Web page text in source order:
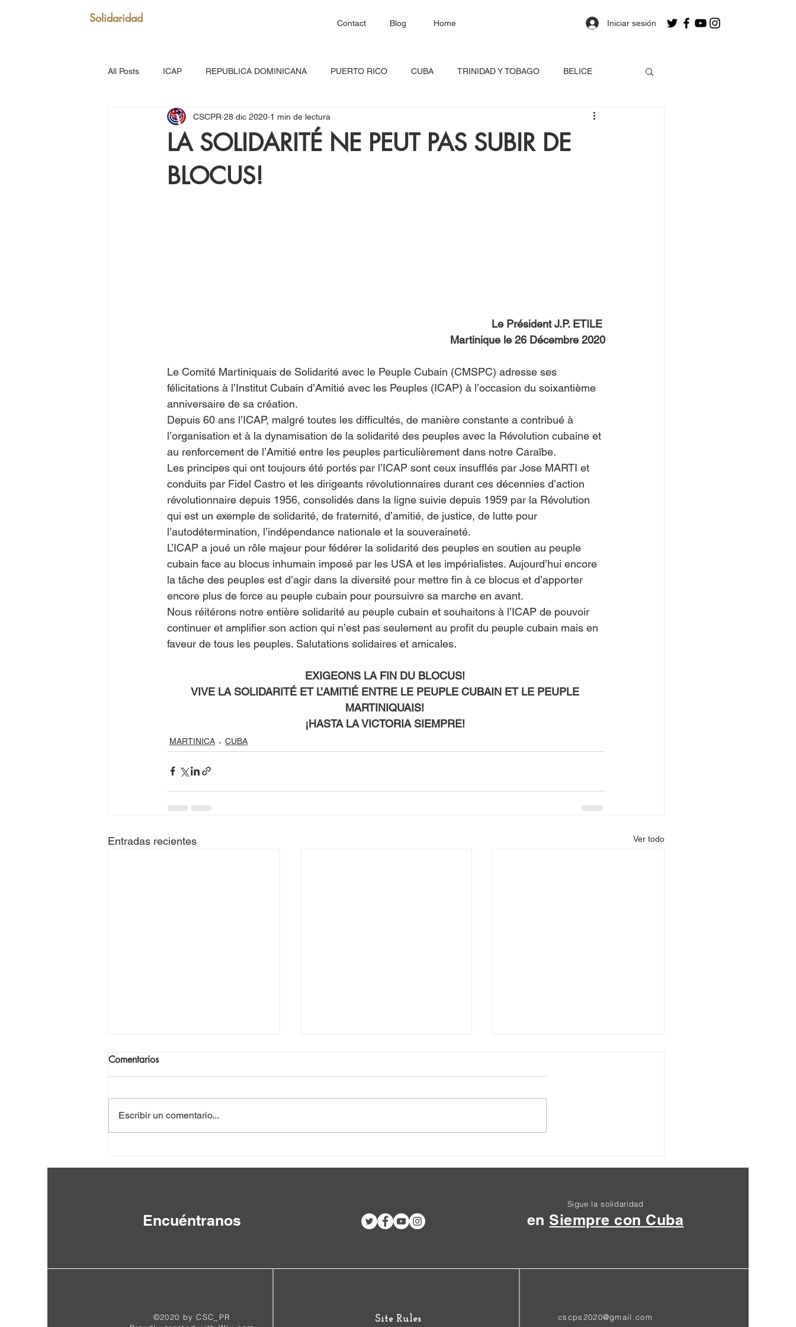
Solidaridad Home
Blog
Contact Iniciar sesión
All Posts ICAP REPUBLICA DOMINICANA PUERTO RICO CUBA TRINIDAD Y TOBAGO BELICE
SAN VICENTE Y GRANADINAS HAITÍ SANTA LUCÍA
MARTINICA VENEZUELA
LA SOLIDARITÉ NE PEUT PAS SUBIR DE
BLOCUS!
CSCPR 28 dic 2020 1 min de lectura
Le Président J.P. ETILE
Martinique le 26 Décembre 2020
Le Comité Martiniquais de Solidarité avec le Peuple Cubain (CMSPC) adresse ses
félicitations à l’Institut Cubain d’Amitié avec les Peuples (ICAP) à l’occasion du soixantième
anniversaire de sa création.
Depuis 60 ans l’ICAP, malgré toutes les difficultés, de manière constante a contribué à
l’organisation et à la dynamisation de la solidarité des peuples avec la Révolution cubaine et
au renforcement de l’Amitié entre les peuples particulièrement dans notre Caraïbe.
Les principes qui ont toujours été portés par l’ICAP sont ceux insufflés par Jose MARTI et
conduits par Fidel Castro et les dirigeants révolutionnaires durant ces décennies d’action
révolutionnaire depuis 1956, consolidés dans la ligne suivie depuis 1959 par la Révolution
qui est un exemple de solidarité, de fraternité, d’amitié, de justice, de lutte pour
l’autodétermination, l’indépendance nationale et la souveraineté.
L’ICAP a joué un rôle majeur pour fédérer la solidarité des peuples en soutien au peuple
cubain face au blocus inhumain imposé par les USA et les impérialistes. Aujourd’hui encore
la tâche des peuples est d’agir dans la diversité pour mettre fin à ce blocus et d’apporter
encore plus de force au peuple cubain pour poursuivre sa marche en avant.
Nous réitérons notre entière solidarité au peuple cubain et souhaitons à l’ICAP de pouvoir
continuer et amplifier son action qui n’est pas seulement au profit du peuple cubain mais en
faveur de tous les peuples. Salutations solidaires et amicales.
EXIGEONS LA FIN DU BLOCUS!
VIVE LA SOLIDARITÉ ET L’AMITIÉ ENTRE LE PEUPLE CUBAIN ET LE PEUPLE
MARTINIQUAIS!
¡HASTA LA VICTORIA SIEMPRE!
MARTINICA CUBA
Entradas recientes Ver todo
por la Paz y la Abolición de
a Cuba
Encuentro Nacional
Comentarios
Escribir un comentario...
Sigue la solidaridad
Encuéntranos en Siempre con Cuba
©2020 by CSC_PR
Site Rules cscps2020@gmail.com